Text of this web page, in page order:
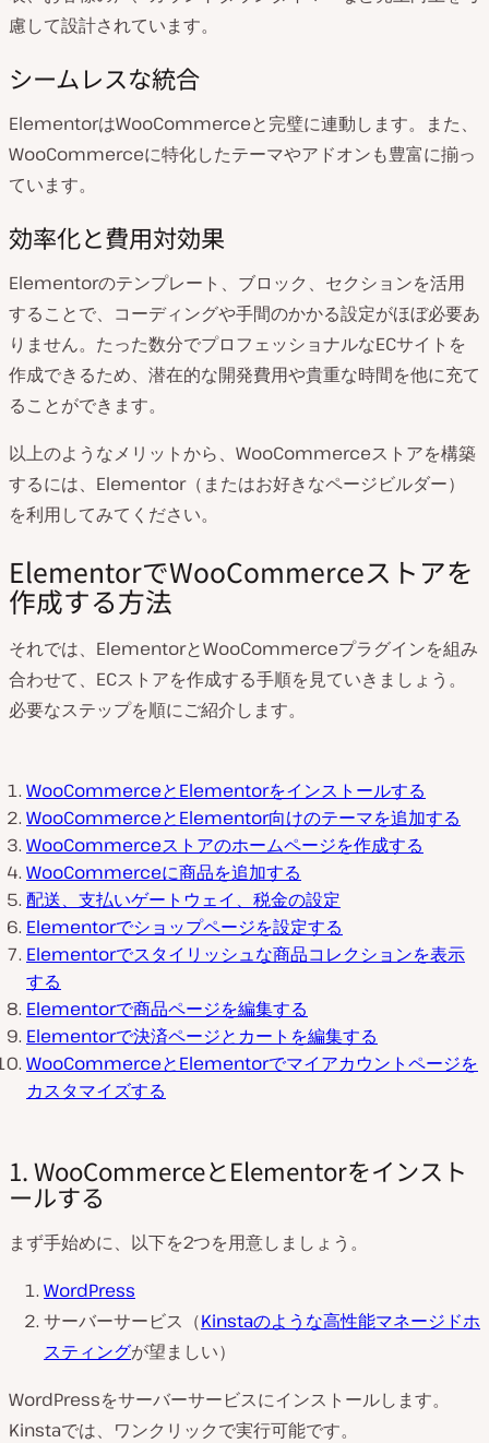
慮して設計されています。
シームレスな統合
ElementorはWooCommerceと完璧に連動します。また、
WooCommerceに特化したテーマやアドオンも豊富に揃っ
ています。
効率化と費用対効果
Elementorのテンプレート、ブロック、セクションを活用
することで、コーディングや手間のかかる設定がほぼ必要あ
りません。たった数分でプロフェッショナルなECサイトを
作成できるため、潜在的な開発費用や貴重な時間を他に充て
ることができます。
以上のようなメリットから、WooCommerceストアを構築
するには、Elementor（またはお好きなページビルダー）
を利用してみてください。
ElementorでWooCommerceストアを
作成する方法
それでは、ElementorとWooCommerceプラグインを組み
合わせて、ECストアを作成する手順を見ていきましょう。
必要なステップを順にご紹介します。
WooCommerceとElementorをインストールする
WooCommerceとElementor向けのテーマを追加する
WooCommerceストアのホームページを作成する
WooCommerceに商品を追加する
配送、支払いゲートウェイ、税金の設定
Elementorでショップページを設定する
Elementorでスタイリッシュな商品コレクションを表示
する
Elementorで商品ページを編集する
Elementorで決済ページとカートを編集する
WooCommerceとElementorでマイアカウントページを
カスタマイズする
1. WooCommerceとElementorをインスト
ールする
まず手始めに、以下を2つを用意しましょう。
WordPress
サーバーサービス（Kinstaのような高性能マネージドホ
スティングが望ましい）
WordPressをサーバーサービスにインストールします。
Kinstaでは、ワンクリックで実行可能です。